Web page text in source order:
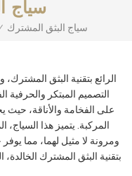
سياج
سياج البثق المشترك
التصميم المبتكر والحرفية
على الفخامة والأناقة، حيث
المركبة. يتميز هذا السياج،
ومرونة لا مثيل لهما، مما